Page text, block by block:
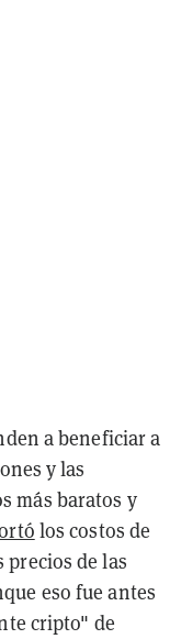
a beneficiar a
y las
más baratos y
los costos de
precios de las
eso fue antes
cripto" de